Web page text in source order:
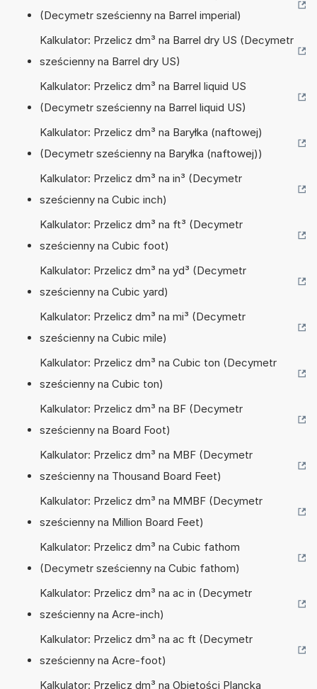
(Decymetr sześcienny na Barrel imperial)
Kalkulator: Przelicz dm³ na Barrel dry US (Decymetr
sześcienny na Barrel dry US)
Kalkulator: Przelicz dm³ na Barrel liquid US
(Decymetr sześcienny na Barrel liquid US)
Kalkulator: Przelicz dm³ na Baryłka (naftowej)
(Decymetr sześcienny na Baryłka (naftowej))
Kalkulator: Przelicz dm³ na in³ (Decymetr
sześcienny na Cubic inch)
Kalkulator: Przelicz dm³ na ft³ (Decymetr
sześcienny na Cubic foot)
Kalkulator: Przelicz dm³ na yd³ (Decymetr
sześcienny na Cubic yard)
Kalkulator: Przelicz dm³ na mi³ (Decymetr
sześcienny na Cubic mile)
Kalkulator: Przelicz dm³ na Cubic ton (Decymetr
sześcienny na Cubic ton)
Kalkulator: Przelicz dm³ na BF (Decymetr
sześcienny na Board Foot)
Kalkulator: Przelicz dm³ na MBF (Decymetr
sześcienny na Thousand Board Feet)
Kalkulator: Przelicz dm³ na MMBF (Decymetr
sześcienny na Million Board Feet)
Kalkulator: Przelicz dm³ na Cubic fathom
(Decymetr sześcienny na Cubic fathom)
Kalkulator: Przelicz dm³ na ac in (Decymetr
sześcienny na Acre-inch)
Kalkulator: Przelicz dm³ na ac ft (Decymetr
sześcienny na Acre-foot)
Kalkulator: Przelicz dm³ na Objętości Plancka